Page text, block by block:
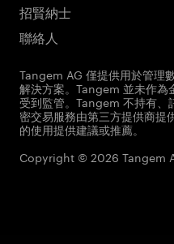
招賢納士
聯絡人
Tangem AG 僅提供用於管理
解決方案。Tangem 並未作為
受到監管。Tangem 不持有、
密交易服務由第三方提供商
的使用提供建議或推薦。